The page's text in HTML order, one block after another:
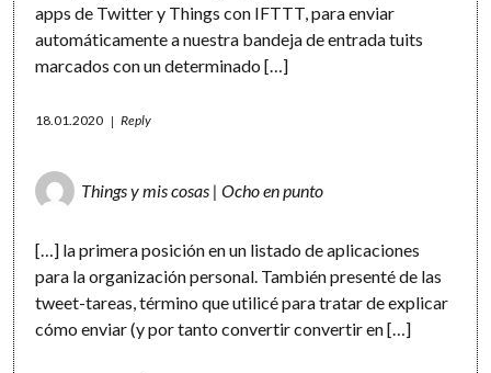
apps de Twitter y Things con IFTTT, para enviar
automáticamente a nuestra bandeja de entrada tuits
marcados con un determinado […]
18.01.2020 Reply
Things y mis cosas | Ocho en punto
[…] la primera posición en un listado de aplicaciones
para la organización personal. También presenté de las
tweet-tareas, término que utilicé para tratar de explicar
cómo enviar (y por tanto convertir convertir en […]